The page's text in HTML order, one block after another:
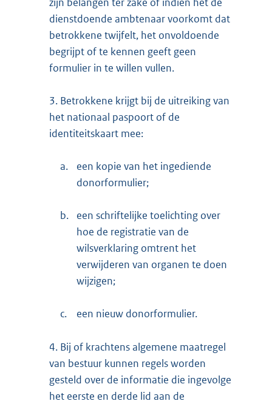
dienstdoende ambtenaar voorkomt dat
betrokkene twijfelt, het onvoldoende
begrijpt of te kennen geeft geen
formulier in te willen vullen.
3. Betrokkene krijgt bij de uitreiking van
het nationaal paspoort of de
identiteitskaart mee:
a.
een kopie van het ingediende
donorformulier;
b.
een schriftelijke toelichting over
hoe de registratie van de
wilsverklaring omtrent het
verwijderen van organen te doen
wijzigen;
c. een nieuw donorformulier.
4. Bij of krachtens algemene maatregel
van bestuur kunnen regels worden
gesteld over de informatie die ingevolge
het eerste en derde lid aan de